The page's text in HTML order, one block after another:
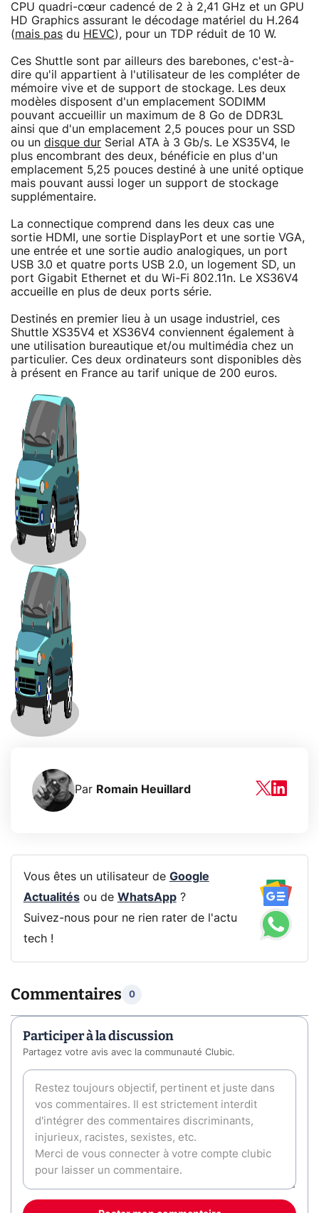
CPU quadri-cœur cadencé de 2 à 2,41 GHz et un GPU
HD Graphics assurant le décodage matériel du H.264
(mais pas du HEVC), pour un TDP réduit de 10 W.
Ces Shuttle sont par ailleurs des barebones, c'est-à-
dire qu'il appartient à l'utilisateur de les compléter de
mémoire vive et de support de stockage. Les deux
modèles disposent d'un emplacement SODIMM
pouvant accueillir un maximum de 8 Go de DDR3L
ainsi que d'un emplacement 2,5 pouces pour un SSD
ou un disque dur Serial ATA à 3 Gb/s. Le XS35V4, le
plus encombrant des deux, bénéficie en plus d'un
emplacement 5,25 pouces destiné à une unité optique
mais pouvant aussi loger un support de stockage
supplémentaire.
La connectique comprend dans les deux cas une
sortie HDMI, une sortie DisplayPort et une sortie VGA,
une entrée et une sortie audio analogiques, un port
USB 3.0 et quatre ports USB 2.0, un logement SD, un
port Gigabit Ethernet et du Wi-Fi 802.11n. Le XS36V4
accueille en plus de deux ports série.
Destinés en premier lieu à un usage industriel, ces
Shuttle XS35V4 et XS36V4 conviennent également à
une utilisation bureautique et/ou multimédia chez un
particulier. Ces deux ordinateurs sont disponibles dès
à présent en France au tarif unique de 200 euros.
Par Romain Heuillard
Vous êtes un utilisateur de Google
Actualitésou de WhatsApp?
Suivez-nous pour ne rien rater de l'actu
tech !
Commentaires 0
Participer à la discussion
Partagez votre avis avec la communauté Clubic.